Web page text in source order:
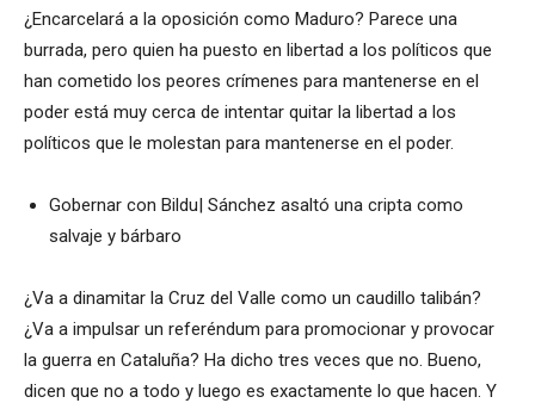
¿Encarcelará a la oposición como Maduro? Parece una
burrada, pero quien ha puesto en libertad a los políticos que
han cometido los peores crímenes para mantenerse en el
poder está muy cerca de intentar quitar la libertad a los
políticos que le molestan para mantenerse en el poder.
Gobernar con Bildu| Sánchez asaltó una cripta como
salvaje y bárbaro
¿Va a dinamitar la Cruz del Valle como un caudillo talibán?
¿Va a impulsar un referéndum para promocionar y provocar
la guerra en Cataluña? Ha dicho tres veces que no. Bueno,
dicen que no a todo y luego es exactamente lo que hacen. Y